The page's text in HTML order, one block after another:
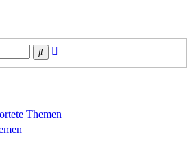
Suche
Themen